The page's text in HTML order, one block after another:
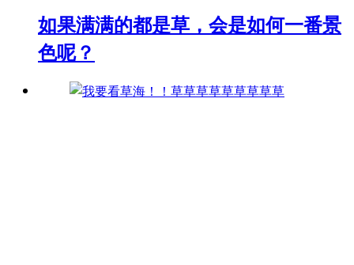
如果满满的都是草，会是如何一番景
色呢？